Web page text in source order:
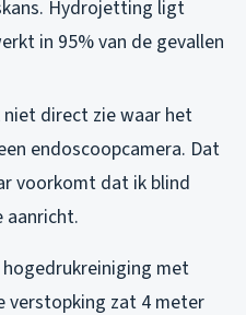
Hydrojetting ligt
in 95% van de gevallen
niet direct zie waar het
endoscoopcamera. Dat
voorkomt dat ik blind
aanricht.
hogedrukreiniging met
verstopking zat 4 meter